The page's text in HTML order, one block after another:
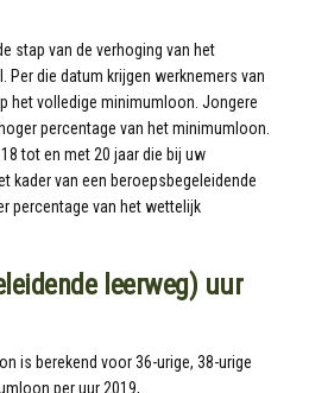
stap van de verhoging van het
die datum krijgen werknemers van
het volledige minimumloon. Jongere
percentage van het minimumloon.
tot en met 20 jaar die bij uw
kader van een beroepsbegeleidende
percentage van het wettelijk
leerweg) uur